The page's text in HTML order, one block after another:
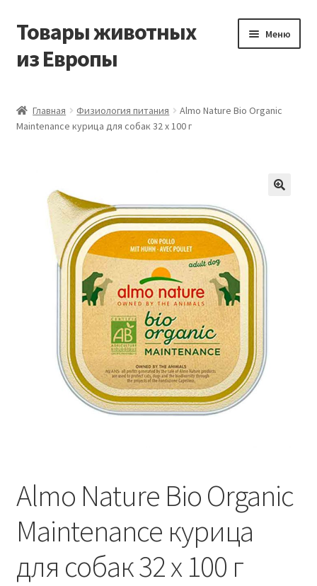
Перейти
навигации
Перейти
содержимому
Товары животных
из Европы
Меню
Виды доставки
Контакты
Корзина
Мой аккаунт
Отзывы
Оформление заказа
Главная Физиология питания
Almo Nature Bio Organic
Maintenance курица для собак 32 х 100 г
Almo Nature Bio Organic
Maintenance курица
для собак 32 х 100 г